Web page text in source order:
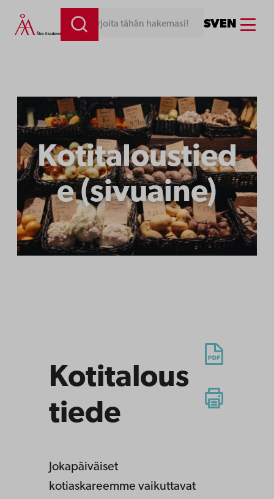
Kirjoita tähän hakemasi! SVEN Menu
Kotitaloustied
e (sivuaine)
Kotitalous
tiede
Jokapäiväiset
kotiaskareemme vaikuttavat